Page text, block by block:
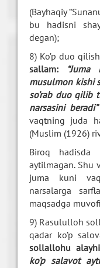
(Bayhaqiy
bu hadisni
degan);
8) Ko’p duo
sallam:
musulmon kishi
so’rab duo qilib
narsasini beradi”
vaqtning juda
(Muslim (1926)
Biroq
aytilmagan. Shu
juma kuni
narsalarga
maqsadga
9) Rasululloh
qadar ko’p
sollallohu
ko’p salavot